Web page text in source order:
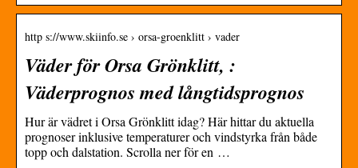
http s://www.skiinfo.se › orsa-groenklitt › vader
Väder för Orsa Grönklitt, :
Väderprognos med långtidsprognos
Hur är vädret i Orsa Grönklitt idag? Här hittar du aktuella
prognoser inklusive temperaturer och vindstyrka från både
topp och dalstation. Scrolla ner för en …